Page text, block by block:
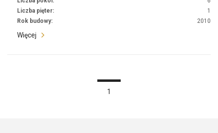
Liczba pięter:
1
Rok budowy:
2010
Więcej
1